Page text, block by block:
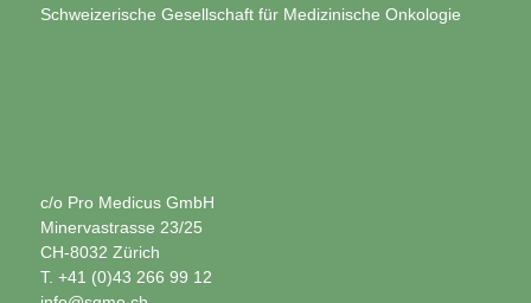
Schweizerische Gesellschaft für Medizinische Onkologie
c/o Pro Medicus GmbH
Minervastrasse 23/25
CH-8032 Zürich
T. +41 (0)43 266 99 12